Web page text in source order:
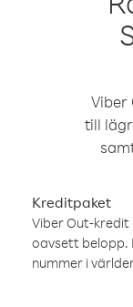
Viber
till
Kreditpaket
Viber Out-
oavsett belopp.
nummer i